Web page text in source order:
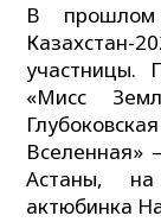
В прошлом
участницы.
«Мисс
Вселенная»
Астаны,
актюбинка